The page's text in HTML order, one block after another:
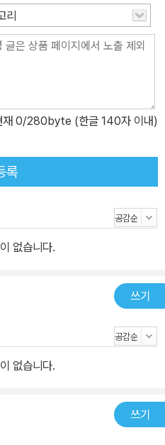
리
재 0/280byte (한글 140자 이내)
록
없습니다.
쓰기
없습니다.
쓰기